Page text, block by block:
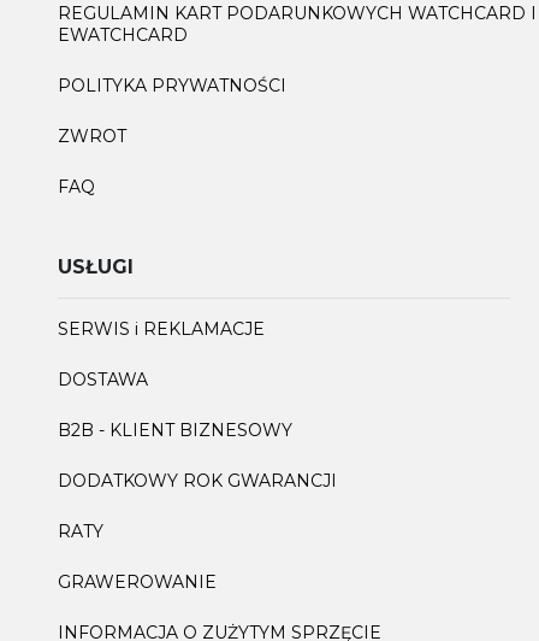
REGULAMIN KART PODARUNKOWYCH WATCHCARD I
EWATCHCARD
POLITYKA PRYWATNOŚCI
ZWROT
FAQ
USŁUGI
SERWIS i REKLAMACJE
DOSTAWA
B2B - KLIENT BIZNESOWY
DODATKOWY ROK GWARANCJI
RATY
GRAWEROWANIE
INFORMACJA O ZUŻYTYM SPRZĘCIE